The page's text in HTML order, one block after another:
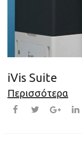
iVis Suite
Περισσότερα